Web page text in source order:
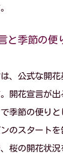
と季節の便
、公式な開
開花宣言が出
季節の便り
のスタート
桜の開花状